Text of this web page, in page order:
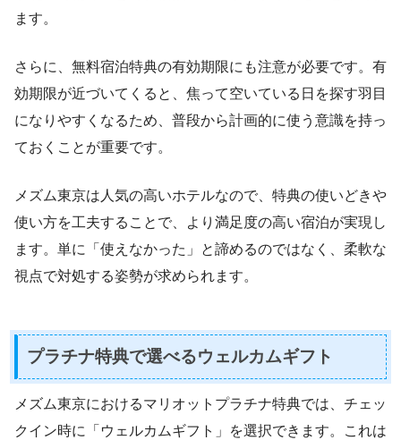
ます。
さらに、無料宿泊特典の有効期限にも注意が必要です。有
効期限が近づいてくると、焦って空いている日を探す羽目
になりやすくなるため、普段から計画的に使う意識を持っ
ておくことが重要です。
メズム東京は人気の高いホテルなので、特典の使いどきや
使い方を工夫することで、より満足度の高い宿泊が実現し
ます。単に「使えなかった」と諦めるのではなく、柔軟な
視点で対処する姿勢が求められます。
プラチナ特典で選べるウェルカムギフト
メズム東京におけるマリオットプラチナ特典では、チェッ
クイン時に「ウェルカムギフト」を選択できます。これは